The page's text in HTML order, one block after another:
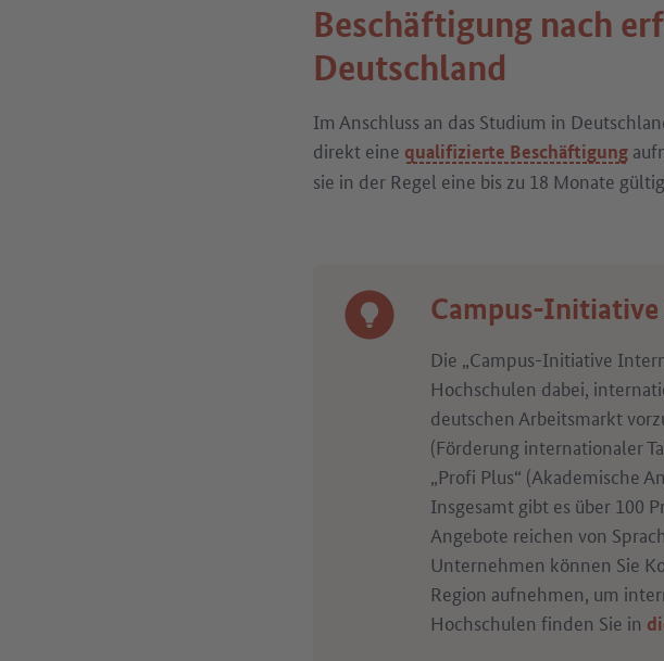
Beschäftigung nach
Deutschland
Im Anschluss an das Studium in
direkt eine qualifizierte Beschäftigung
sie in der Regel eine bis zu 18 Monate
Campus-
Die „Campus-Initiative
Hochschulen dabei,
deutschen Arbeitsmarkt
(Förderung internationaler
„Profi Plus“ (Akademische
Insgesamt gibt es über 100
Angebote reichen von
Unternehmen können Sie
Region aufnehmen, um
Hochschulen finden Sie in